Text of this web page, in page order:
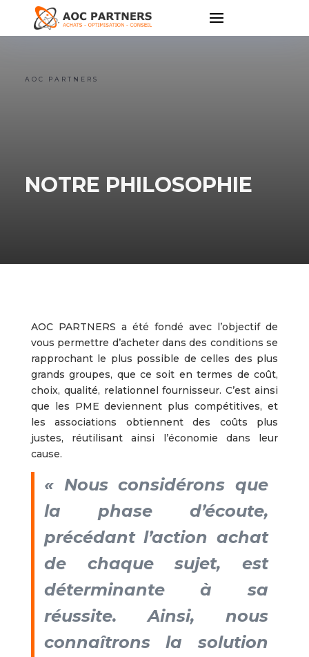
AOC PARTNERS
NOTRE PHILOSOPHIE
AOC PARTNERS a été fondé avec l’objectif de
vous permettre d’acheter dans des conditions se
rapprochant le plus possible de celles des plus
grands groupes, que ce soit en termes de coût,
choix, qualité, relationnel fournisseur. C’est ainsi
que les PME deviennent plus compétitives, et
les associations obtiennent des coûts plus
justes, réutilisant ainsi l’économie dans leur
cause.
« Nous considérons que
la phase d’écoute,
précédant l’action achat
de chaque sujet, est
déterminante à sa
réussite. Ainsi, nous
connaîtrons la solution